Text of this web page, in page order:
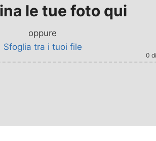
le tue foto qui
oppure
Sfoglia tra i tuoi file
0